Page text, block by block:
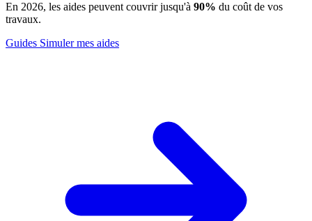
En 2026, les aides peuvent couvrir jusqu'à 90% du coût de vos
travaux.
Guides Simuler mes aides